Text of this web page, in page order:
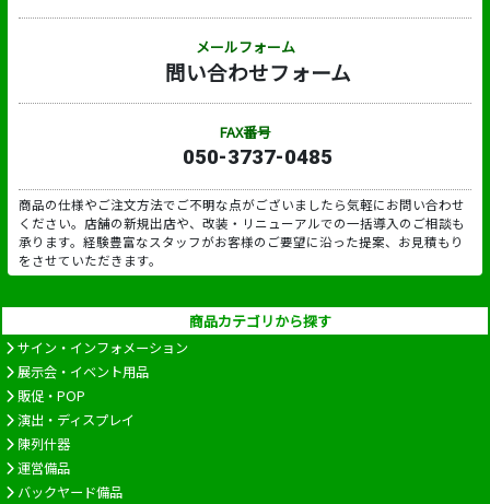
メールフォーム
問い合わせフォーム
FAX番号
050-3737-0485
商品の仕様やご注文方法でご不明な点がございましたら気軽にお問い合わせ
ください。店舗の新規出店や、改装・リニューアルでの一括導入のご相談も
承ります。経験豊富なスタッフがお客様のご要望に沿った提案、お見積もり
をさせていただきます。
商品カテゴリから探す
サイン・インフォメーション
展示会・イベント用品
販促・POP
演出・ディスプレイ
陳列什器
運営備品
バックヤード備品